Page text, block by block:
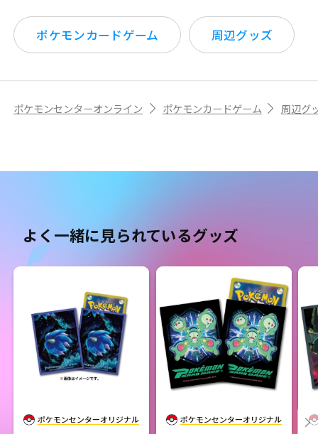
ポケモンカードゲーム 周辺グッズ
ポケモンセンターオンライン ポケモンカードゲーム 周辺グ
よく一緒に見られているグッズ